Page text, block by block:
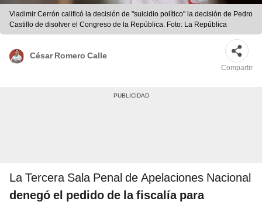
Vladimir Cerrón calificó la decisión de "suicidio político" la decisión de Pedro
Castillo de disolver el Congreso de la República. Foto: La República
César Romero Calle
Compartir
La Tercera Sala Penal de Apelaciones Nacional
denegó el pedido de la fiscalía para